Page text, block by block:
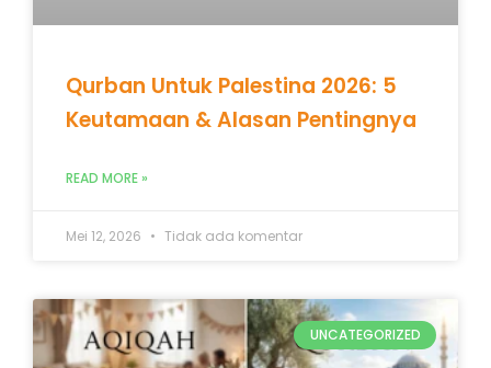
Qurban Untuk Palestina 2026: 5
Keutamaan & Alasan Pentingnya
READ MORE »
Mei 12, 2026 Tidak ada komentar
UNCATEGORIZED